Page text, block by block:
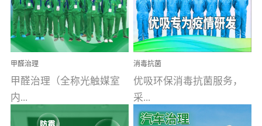
甲醛治理
甲醛治理（全称光触媒室
内...
消毒抗菌
优吸环保消毒抗菌服务，
采...